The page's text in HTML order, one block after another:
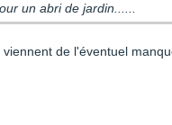
un abri de jardin......
de l'éventuel